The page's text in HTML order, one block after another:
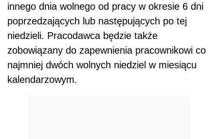
innego dnia wolnego od pracy w okresie 6 dni
poprzedzających lub następujących po tej
niedzieli. Pracodawca będzie także
zobowiązany do zapewnienia pracownikowi co
najmniej dwóch wolnych niedziel w miesiącu
kalendarzowym.